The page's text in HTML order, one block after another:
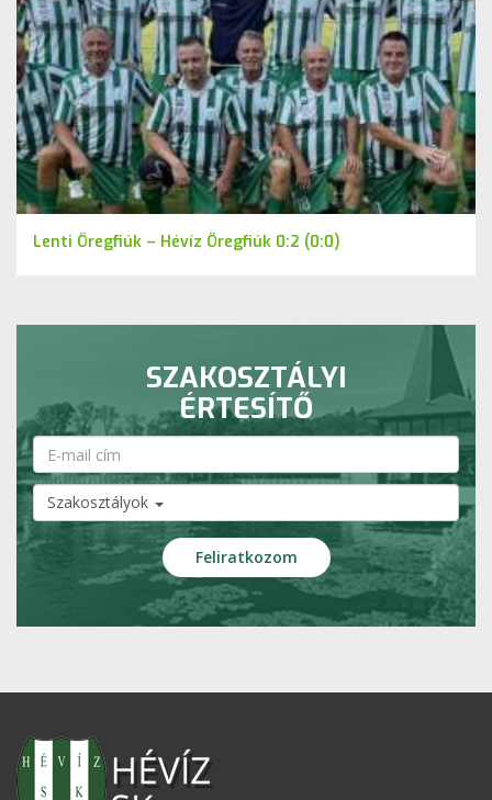
Lenti Öregfiúk – Hévíz Öregfiúk 0:2 (0:0)
SZAKOSZTÁLYI
ÉRTESÍTŐ
Szakosztályok